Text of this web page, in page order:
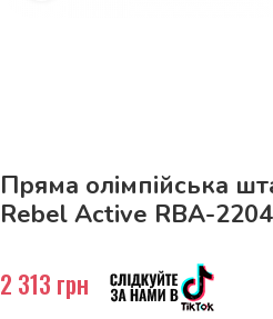
Пряма олімпійська
Rebel Active RBA-2204
2 313 грн